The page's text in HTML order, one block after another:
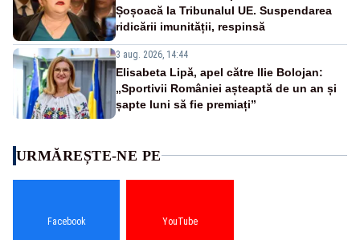
Șoșoacă la Tribunalul UE. Suspendarea
ridicării imunității, respinsă
3 aug. 2026, 14:44
Elisabeta Lipă, apel către Ilie Bolojan:
„Sportivii României așteaptă de un an și
șapte luni să fie premiați”
URMĂREȘTE-NE PE
Facebook YouTube